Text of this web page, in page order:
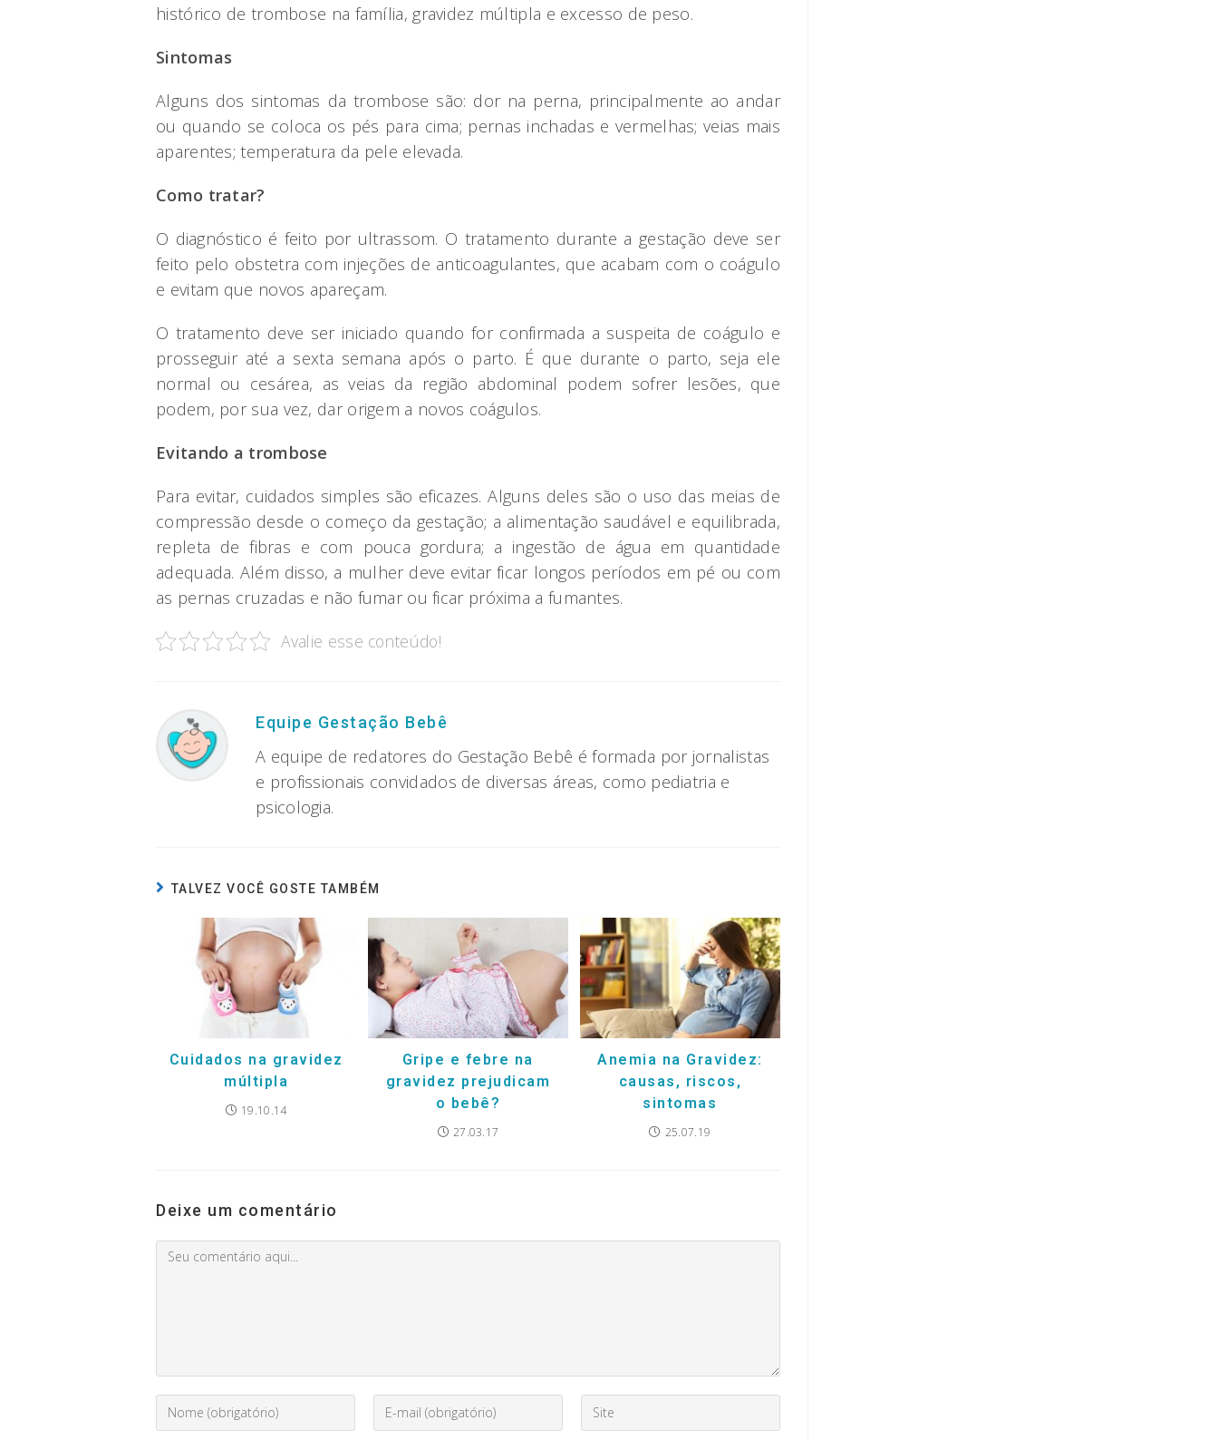
histórico de trombose na família, gravidez múltipla e excesso de peso.
Sintomas
Alguns dos sintomas da trombose são: dor na perna, principalmente ao andar
ou quando se coloca os pés para cima; pernas inchadas e vermelhas; veias mais
aparentes; temperatura da pele elevada.
Como tratar?
O diagnóstico é feito por ultrassom. O tratamento durante a gestação deve ser
feito pelo obstetra com injeções de anticoagulantes, que acabam com o coágulo
e evitam que novos apareçam.
O tratamento deve ser iniciado quando for confirmada a suspeita de coágulo e
prosseguir até a sexta semana após o parto. É que durante o parto, seja ele
normal ou cesárea, as veias da região abdominal podem sofrer lesões, que
podem, por sua vez, dar origem a novos coágulos.
Evitando a trombose
Para evitar, cuidados simples são eficazes. Alguns deles são o uso das meias de
compressão desde o começo da gestação; a alimentação saudável e equilibrada,
repleta de fibras e com pouca gordura; a ingestão de água em quantidade
adequada. Além disso, a mulher deve evitar ficar longos períodos em pé ou com
as pernas cruzadas e não fumar ou ficar próxima a fumantes.
Avalie esse conteúdo!
Equipe Gestação Bebê
A equipe de redatores do Gestação Bebê é formada por jornalistas
e profissionais convidados de diversas áreas, como pediatria e
psicologia.
TALVEZ VOCÊ GOSTE TAMBÉM
Cuidados na gravidez
múltipla
19.10.14
Gripe e febre na
gravidez prejudicam
o bebê?
27.03.17
Anemia na Gravidez:
causas, riscos,
sintomas
25.07.19
Deixe um comentário
Comment
seu
your